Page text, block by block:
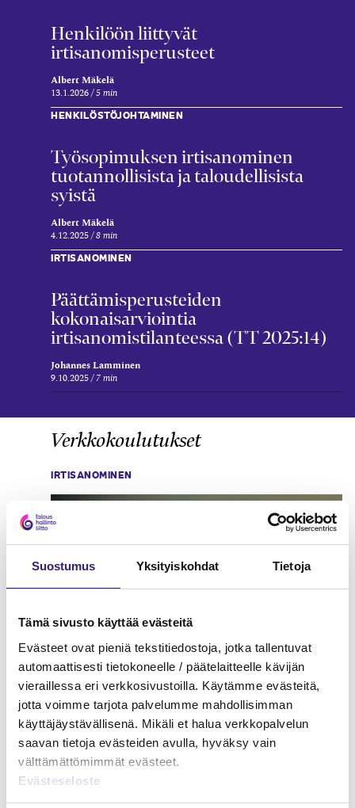
Suostumus Yksityiskohdat Tietoja
Tämä sivusto käyttää evästeitä
Evästeet ovat pieniä tekstitiedostoja, jotka tallentuvat
automaattisesti tietokoneelle / päätelaitteelle kävijän
vieraillessa eri verkkosivustoilla. Käytämme evästeitä,
jotta voimme tarjota palvelumme mahdollisimman
käyttäjäystävällisenä. Mikäli et halua verkkopalvelun
saavan tietoja evästeiden avulla, hyväksy vain
välttämättömimmät evästeet.
Evästeseloste
Henkilöön liittyvät
irtisanomisperusteet
Albert Mäkelä
13.1.2026 5 min
HENKILÖSTÖJOHTAMINEN
Työsopimuksen irtisanominen
tuotannollisista ja taloudellisista
syistä
Albert Mäkelä
4.12.2025 8 min
IRTISANOMINEN
Päättämisperusteiden
kokonaisarviointia
irtisanomistilanteessa (TT 2025:14)
Johannes Lamminen
9.10.2025 7 min
Verkkokoulutukset
IRTISANOMINEN